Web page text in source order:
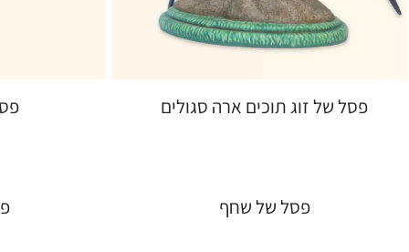
פסל של זוג תוכים ארה סגולים
פסל של שחף